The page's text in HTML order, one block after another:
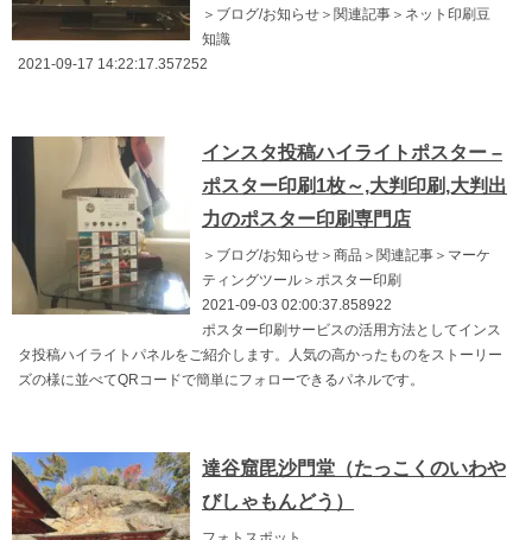
＞ブログ/お知らせ＞関連記事＞ネット印刷豆
知識
2021-09-17 14:22:17.357252
インスタ投稿ハイライトポスター –
ポスター印刷1枚～,大判印刷,大判出
力のポスター印刷専門店
＞ブログ/お知らせ＞商品＞関連記事＞マーケ
ティングツール＞ポスター印刷
2021-09-03 02:00:37.858922
ポスター印刷サービスの活用方法としてインス
タ投稿ハイライトパネルをご紹介します。人気の高かったものをストーリー
ズの様に並べてQRコードで簡単にフォローできるパネルです。
達谷窟毘沙門堂（たっこくのいわや
びしゃもんどう）